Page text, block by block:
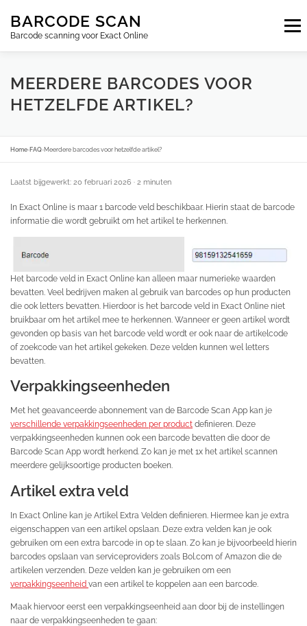
naarBARCODE SCAN
Barcode scanning voor Exact Online
Menu
ABONNEMENTEN FAQ BLOG CONTACT
MEERDERE BARCODES VOOR
HETZELFDE ARTIKEL?
Home›FAQ›Meerdere barcodes voor hetzelfde artikel?
Laatst bijgewerkt: 20 februari 2026 · 2 minuten
In Exact Online is maar 1 barcode veld beschikbaar. Hierin staat de barcode
informatie die wordt gebruikt om het artikel te herkennen.
Het barcode veld in Exact Online kan alleen maar numerieke waarden
bevatten. Veel bedrijven maken al gebruik van barcodes op hun producten
die ook letters bevatten. Hierdoor is het barcode veld in Exact Online niet
bruikbaar om het artikel mee te herkennen. Wanneer er geen artikel wordt
gevonden op basis van het barcode veld wordt er ook naar de artikelcode
of zoekcode van het artikel gekeken. Deze velden kunnen wel letters
bevatten.
Verpakkingseenheden
Met het geavanceerde abonnement van de Barcode Scan App kan je
verschillende verpakkingseenheden per product definieren. Deze
verpakkingseenheden kunnen ook een barcode bevatten die door de
Barcode Scan App wordt herkend. Zo kan je met 1x het artikel scannen
meerdere gelijksoortige producten boeken.
Artikel extra veld
In Exact Online kan je Artikel Extra Velden definieren. Hiermee kan je extra
eigenschappen van een artikel opslaan. Deze extra velden kan je ook
gebruiken om een extra barcode in op te slaan. Zo kan je bijvoorbeeld hierin
barcodes opslaan van serviceproviders zoals Bol.com of Amazon die de
artikelen verzenden. Deze velden kan je gebruiken om een
verpakkingseenheid van een artikel te koppelen aan een barcode.
Maak hiervoor eerst een verpakkingseenheid aan door bij de instellingen
naar de verpakkingseenheden te gaan: